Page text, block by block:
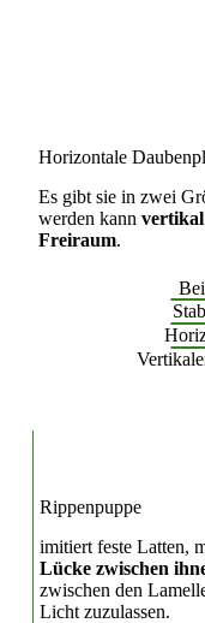
Horizontale
Es gibt sie in zwei
werden kann vertikal
Freiraum.
Rippenpuppe
imitiert feste Latten,
Lücke zwischen
zwischen den
Licht zuzulassen.